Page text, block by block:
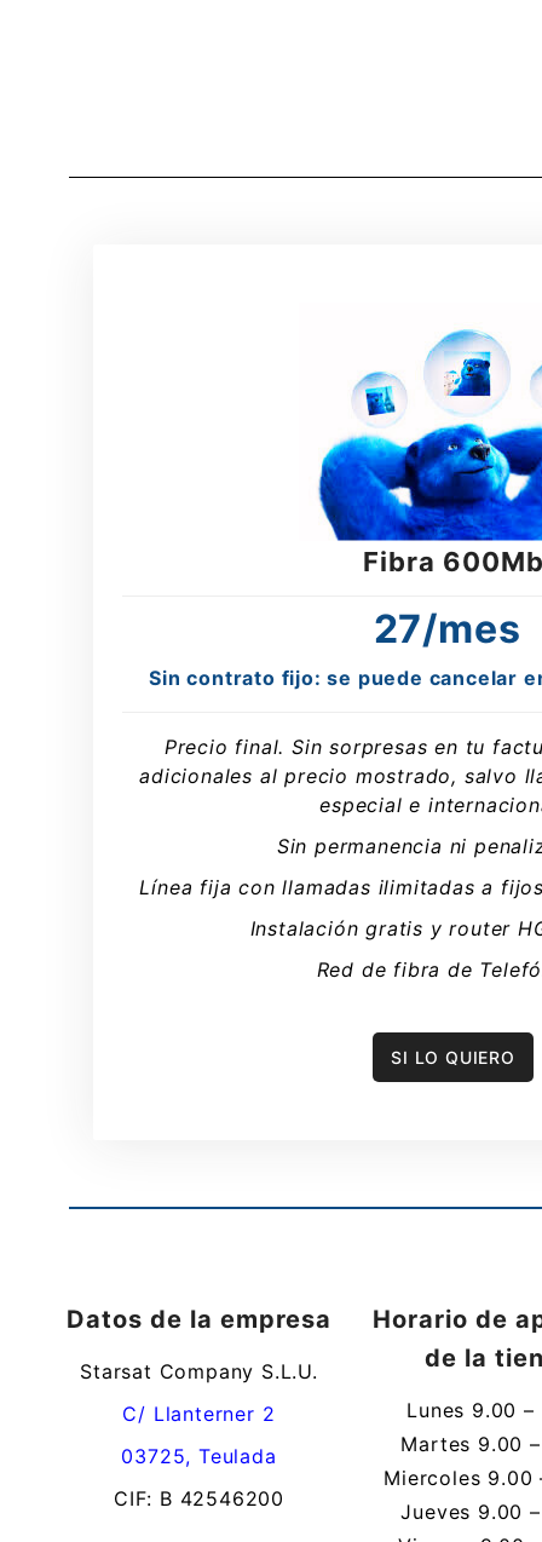
Fibra 600Mb
27/mes
Sin contrato fijo: se puede cancelar
Precio final. Sin sorpresas en tu
adicionales al precio mostrado, salvo
especial e
Sin permanencia ni
Línea fija con llamadas ilimitadas a
Instalación gratis y router
Red de fibra de
SI LO QUIERO
Datos de la empresa
Starsat Company S.L.U.
C/ Llanterner 2
03725, Teulada
CIF: B 42546200
Horario de
de la
Lunes 9.00 –
Martes 9.00
Miercoles 9.00
Jueves 9.00